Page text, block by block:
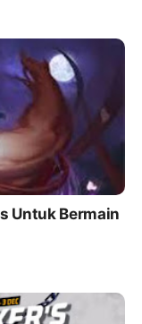
Untuk Bermain